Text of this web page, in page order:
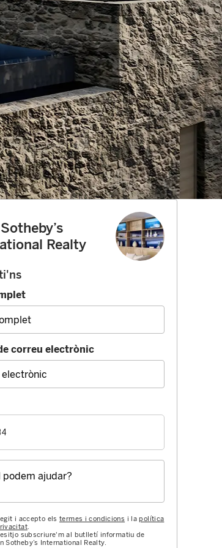
Realty
correu electrònic
i accepto els termes i condicions i lapolítica
.
subscriure'm al butlletí informatiu de
Sotheby’s International Realty.